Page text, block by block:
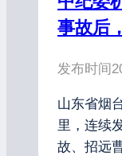
事故后
发布时间
山东省烟
里，连续
故、招远